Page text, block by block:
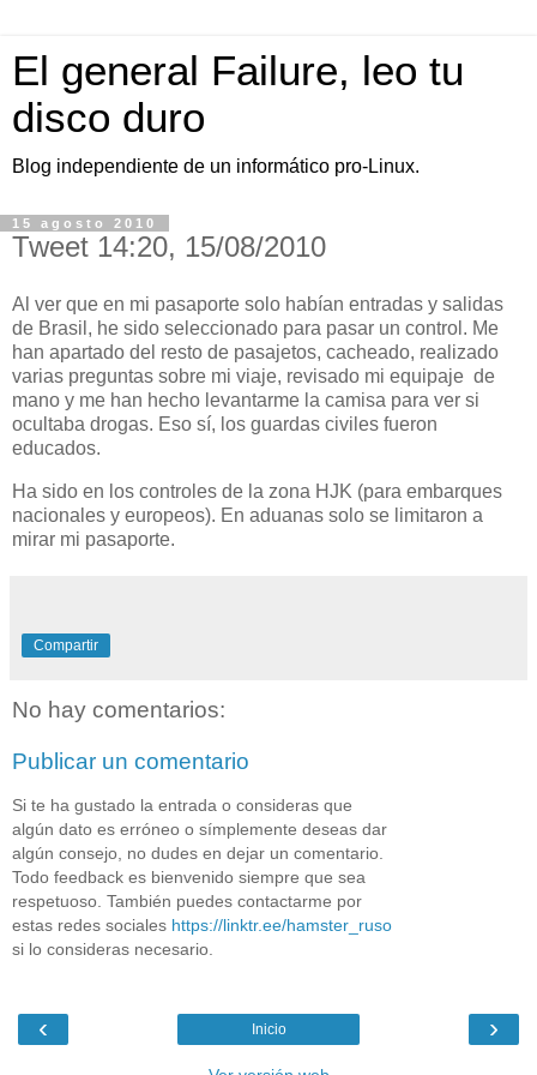
El general Failure, leo tu
disco duro
Blog independiente de un informático pro-Linux.
15 agosto 2010
Tweet 14:20, 15/08/2010
Al ver que en mi pasaporte solo habían entradas y salidas
de Brasil, he sido seleccionado para pasar un control. Me
han apartado del resto de pasajetos, cacheado, realizado
varias preguntas sobre mi viaje, revisado mi equipaje de
mano y me han hecho levantarme la camisa para ver si
ocultaba drogas. Eso sí, los guardas civiles fueron
educados.
Ha sido en los controles de la zona HJK (para embarques
nacionales y europeos). En aduanas solo se limitaron a
mirar mi pasaporte.
Compartir
No hay comentarios:
Publicar un comentario
Si te ha gustado la entrada o consideras que
algún dato es erróneo o símplemente deseas dar
algún consejo, no dudes en dejar un comentario.
Todo feedback es bienvenido siempre que sea
respetuoso. También puedes contactarme por
estas redes sociales https://linktr.ee/hamster_ruso
si lo consideras necesario.
‹ ›
Inicio